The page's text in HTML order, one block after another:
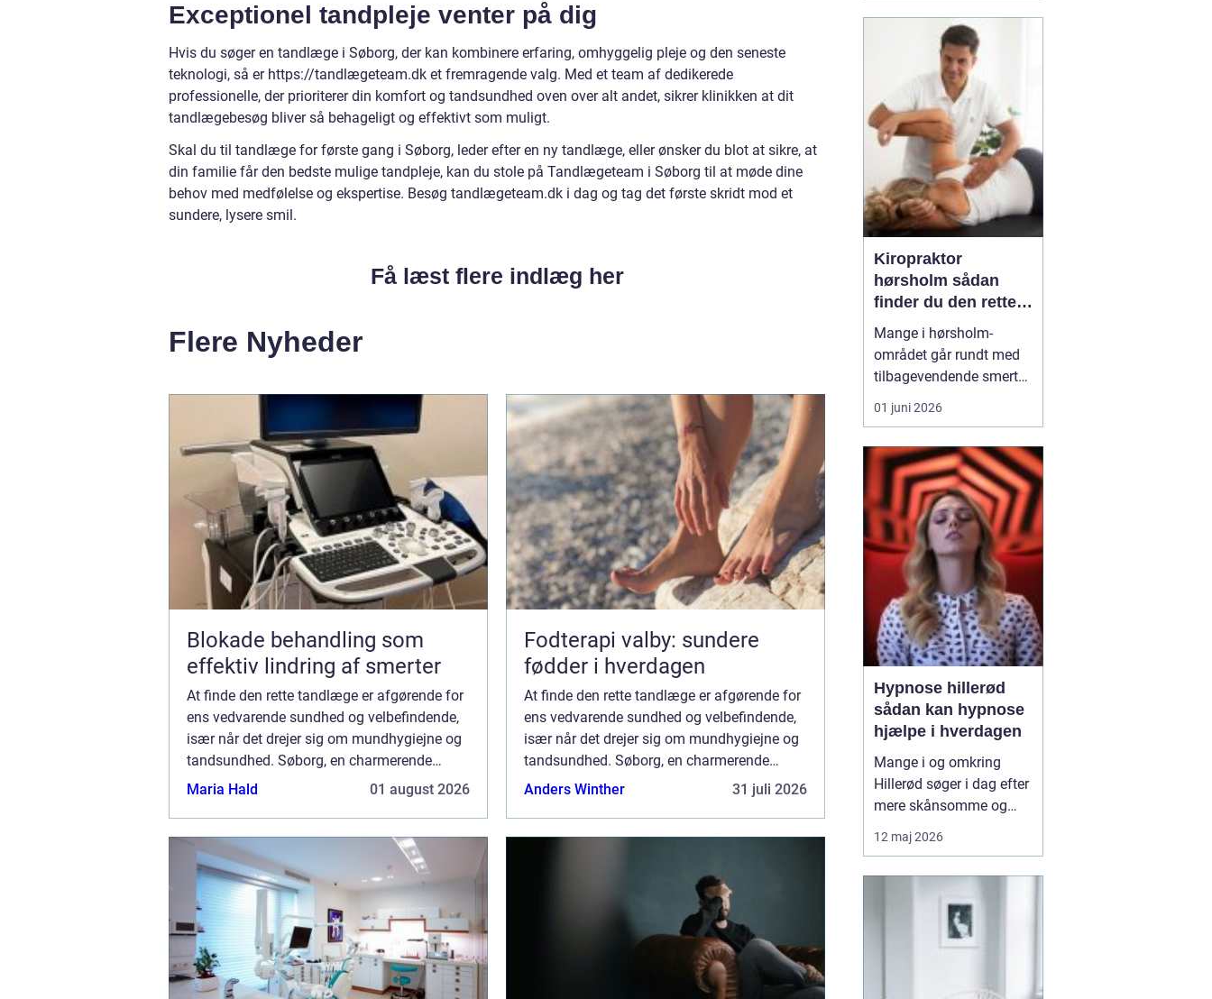
Exceptionel tandpleje venter på dig
Hvis du søger en tandlæge i Søborg, der kan kombinere erfaring, omhyggelig pleje og den seneste
teknologi, så er https://tandlægeteam.dk et fremragende valg. Med et team af dedikerede
professionelle, der prioriterer din komfort og tandsundhed oven over alt andet, sikrer klinikken at dit
tandlægebesøg bliver så behageligt og effektivt som muligt.
Skal du til tandlæge for første gang i Søborg, leder efter en ny tandlæge, eller ønsker du blot at sikre, at
din familie får den bedste mulige tandpleje, kan du stole på Tandlægeteam i Søborg til at møde dine
behov med medfølelse og ekspertise. Besøg tandlægeteam.dk i dag og tag det første skridt mod et
sundere, lysere smil.
Få læst flere indlæg her
Flere Nyheder
Blokade behandling som
effektiv lindring af smerter
At finde den rette tandlæge er afgørende for
ens vedvarende sundhed og velbefindende,
især når det drejer sig om mundhygiejne og
tandsundhed. Søborg, en charmerende
forstad til København, tilbyder en række...
Maria Hald 01 august 2026
Fodterapi valby: sundere
fødder i hverdagen
At finde den rette tandlæge er afgørende for
ens vedvarende sundhed og velbefindende,
især når det drejer sig om mundhygiejne og
tandsundhed. Søborg, en charmerende
forstad til København, tilbyder en række...
Anders Winther 31 juli 2026
familie og praktiske
opgaver, og langsomt
forsvinder kontakten til
egen krop og behov....
Kiropraktor
hørsholm sådan
finder du den rette
behandling i
nordsjælland
Mange i hørsholm-
området går rundt med
tilbagevendende smerter
i ryg, nakke eller hoved
uden at få den rigtige
arbejder målrettet med
kroppens led og muskler
og kan ofte lindre
smerter, forbedre
bevægeligheden og
forebygge nye p...
01 juni 2026
Hypnose hillerød
sådan kan hypnose
hjælpe i hverdagen
Mange i og omkring
Hillerød søger i dag efter
mere skånsomme og
målrettede måder at få
det bedre på. Her skiller
kombinerer ro, fokus og
dyb mental foran...
12 maj 2026